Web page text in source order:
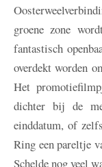
groene zone
fantastisch
overdekt worden
Het
dichter bij de
einddatum, of
Ring een pareltje
Schelde nog veel